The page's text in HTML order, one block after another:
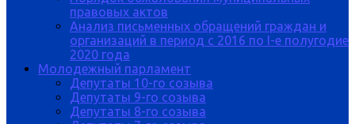
правовых актов
Анализ письменных обращений граждан и
организаций в период с 2016 по I-е полугодие
2020 года
Молодежный парламент
Депутаты 10-го созыва
Депутаты 9-го созыва
Депутаты 8-го созыва